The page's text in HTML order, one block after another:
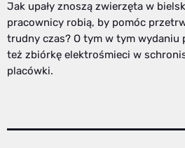
Jak upały znoszą zwierzęta w
pracownicy robią, by pomóc
trudny czas? O tym w tym wydaniu
też zbiórkę elektrośmieci w
placówki.